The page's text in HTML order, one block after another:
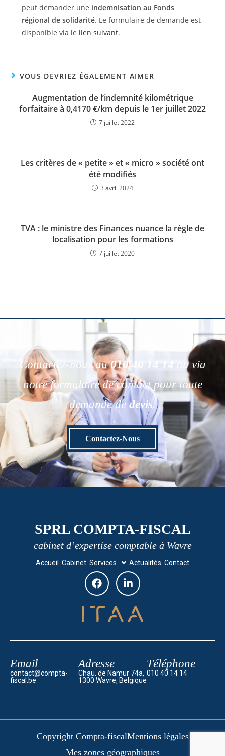
peut demander une indemnisation au Fonds
régional de solidarité. Le formulaire de demande est
disponible via le lien suivant.
VOUS DEVRIEZ ÉGALEMENT AIMER
Augmentation de l’indemnité kilométrique
forfaitaire à 0,4170 €/km depuis le 1er juillet 2022
7 juillet 2022
Les critères de « petite » et « micro » société ont
été modifiés
3 avril 2024
TVA : le ministre des Finances nuance la règle de
localisation pour les formations
7 juillet 2020
Contactez-nous au010 40 14 14
ou via
notre formulaire de contact pour toute
demande de devis.
Contactez-Nous
SPRL COMPTA-FISCAL
cabinet d’expertise comptable à Wavre
Accueil Cabinet Services Actualités Contact
Email
contact@compta-
fiscal.be
Adresse
Chau. de Namur 74a,
1300 Wavre, Belgique
Téléphone
010 40 14 14
Copyright Compta-fiscalMentions légales
Mes zones géographiques